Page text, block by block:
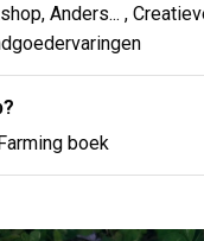
Anders... ,
boek